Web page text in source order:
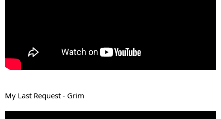
My Last Request - Grim